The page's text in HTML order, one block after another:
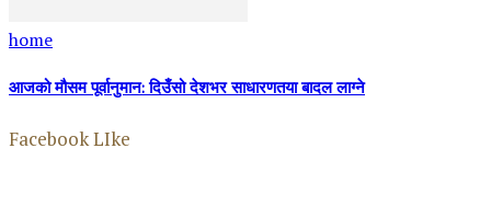
home
आजको मौसम पूर्वानुमान: दिउँसो देशभर साधारणतया बादल लाग्ने
Facebook LIke